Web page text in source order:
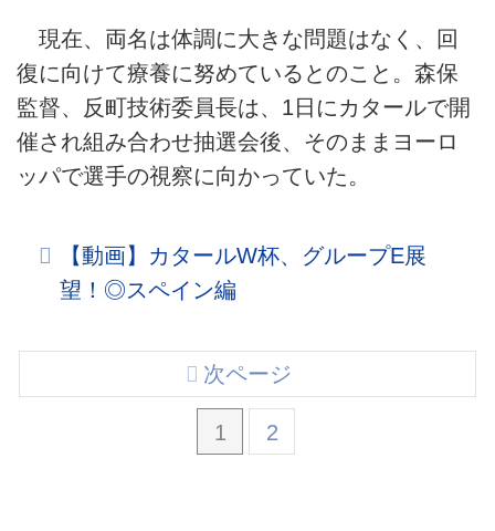
現在、両名は体調に大きな問題はなく、回
復に向けて療養に努めているとのこと。森保
監督、反町技術委員長は、1日にカタールで開
催され組み合わせ抽選会後、そのままヨーロ
ッパで選手の視察に向かっていた。
【動画】カタールW杯、グループE展
望！◎スペイン編
1 2
次ページ